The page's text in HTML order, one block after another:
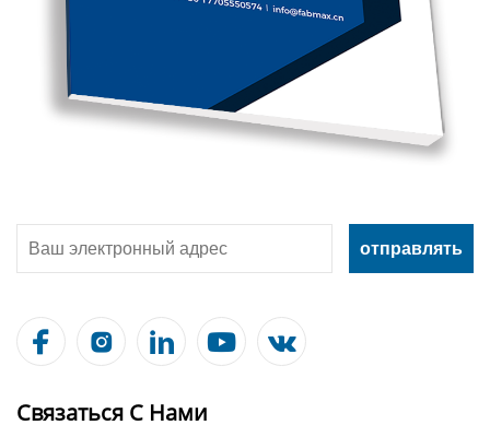
    
Связаться С Нами